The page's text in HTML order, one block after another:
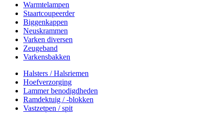
Warmtelampen
Staartcoupeerder
Biggenkappen
Neuskrammen
Varken diversen
Zeugeband
Varkensbakken
Halsters / Halsriemen
Hoefverzorging
Lammer benodigdheden
Ramdektuig / -blokken
Vastzetpen / spit